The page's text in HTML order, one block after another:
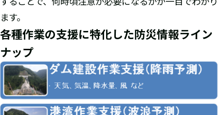
ます。
各種作業の支援に特化した防災情報ライン
ナップ